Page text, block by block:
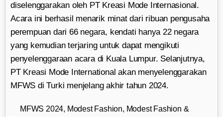
diselenggarakan oleh PT Kreasi Mode Internasional.
Acara ini berhasil menarik minat dari ribuan pengusaha
perempuan dari 66 negara, kendati hanya 22 negara
yang kemudian terjaring untuk dapat mengikuti
penyelenggaraan acara di Kuala Lumpur. Selanjutnya,
PT Kreasi Mode International akan menyelenggarakan
MFWS di Turki menjelang akhir tahun 2024.
MFWS 2024, Modest Fashion, Modest Fashion &